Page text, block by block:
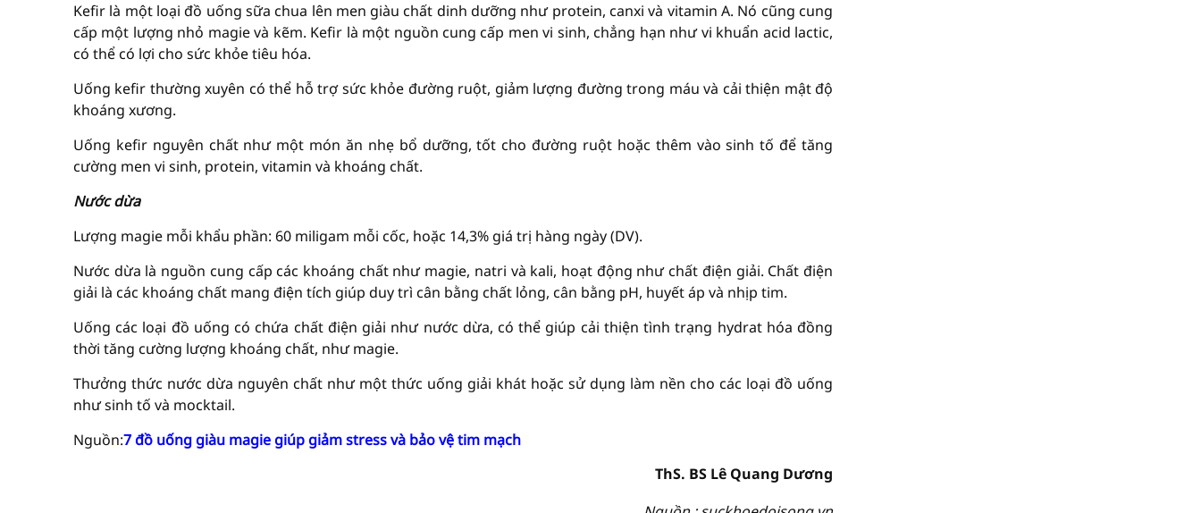
Kefir là một loại đồ uống sữa chua lên men giàu chất dinh dưỡng như protein, canxi và vitamin A. Nó cũng cung
cấp một lượng nhỏ magie và kẽm. Kefir là một nguồn cung cấp men vi sinh, chẳng hạn như vi khuẩn acid lactic,
có thể có lợi cho sức khỏe tiêu hóa.
Uống kefir thường xuyên có thể hỗ trợ sức khỏe đường ruột, giảm lượng đường trong máu và cải thiện mật độ
khoáng xương.
Uống kefir nguyên chất như một món ăn nhẹ bổ dưỡng, tốt cho đường ruột hoặc thêm vào sinh tố để tăng
cường men vi sinh, protein, vitamin và khoáng chất.
Nước dừa
Lượng magie mỗi khẩu phần: 60 miligam mỗi cốc, hoặc 14,3% giá trị hàng ngày (DV).
Nước dừa là nguồn cung cấp các khoáng chất như magie, natri và kali, hoạt động như chất điện giải. Chất điện
giải là các khoáng chất mang điện tích giúp duy trì cân bằng chất lỏng, cân bằng pH, huyết áp và nhịp tim.
Uống các loại đồ uống có chứa chất điện giải như nước dừa, có thể giúp cải thiện tình trạng hydrat hóa đồng
thời tăng cường lượng khoáng chất, như magie.
Thưởng thức nước dừa nguyên chất như một thức uống giải khát hoặc sử dụng làm nền cho các loại đồ uống
như sinh tố và mocktail.
Nguồn:7 đồ uống giàu magie giúp giảm stress và bảo vệ tim mạch
ThS. BS Lê Quang Dương